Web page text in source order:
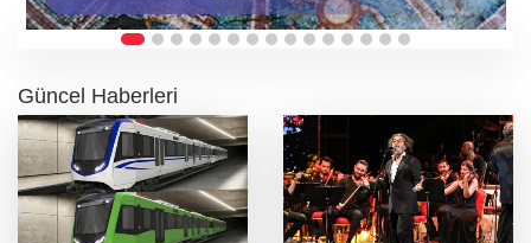
Güncel Haberleri